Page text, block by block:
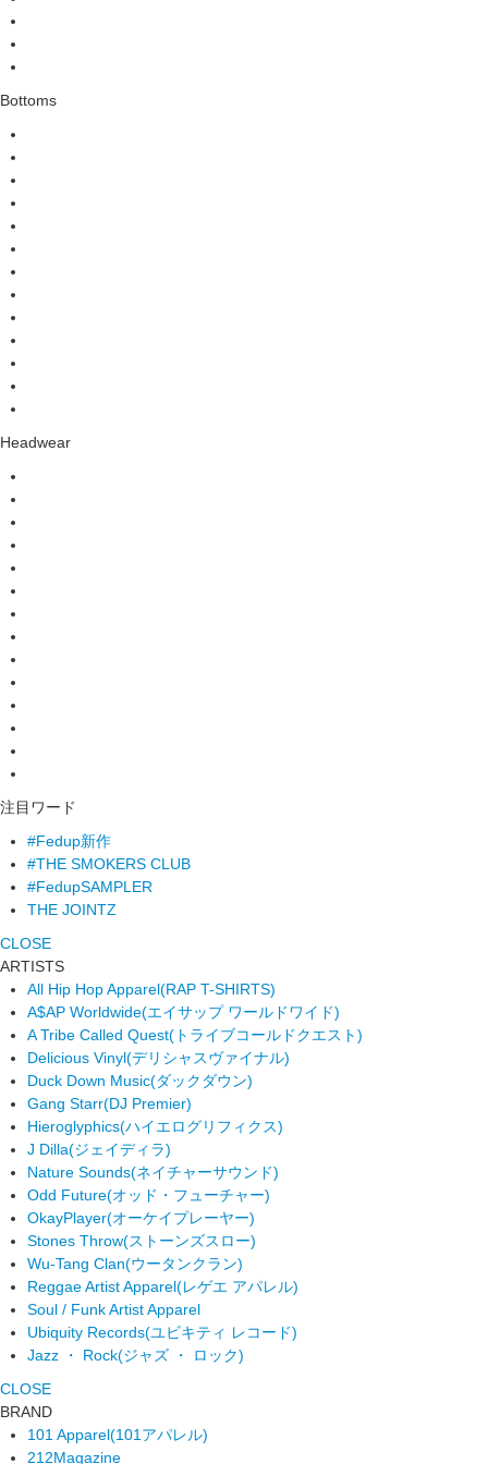
Bottoms
Headwear
注目ワード
#Fedup新作
#THE SMOKERS CLUB
#FedupSAMPLER
THE JOINTZ
CLOSE
ARTISTS
All Hip Hop Apparel(RAP T-SHIRTS)
A$AP Worldwide(エイサップ ワールドワイド)
A Tribe Called Quest(トライブコールドクエスト)
Delicious Vinyl(デリシャスヴァイナル)
Duck Down Music(ダックダウン)
Gang Starr(DJ Premier)
Hieroglyphics(ハイエログリフィクス)
J Dilla(ジェイディラ)
Nature Sounds(ネイチャーサウンド)
Odd Future(オッド・フューチャー)
OkayPlayer(オーケイプレーヤー)
Stones Throw(ストーンズスロー)
Wu-Tang Clan(ウータンクラン)
Reggae Artist Apparel(レゲエ アパレル)
Soul / Funk Artist Apparel
Ubiquity Records(ユビキティ レコード)
Jazz ・ Rock(ジャズ ・ ロック)
CLOSE
BRAND
101 Apparel(101アパレル)
212Magazine